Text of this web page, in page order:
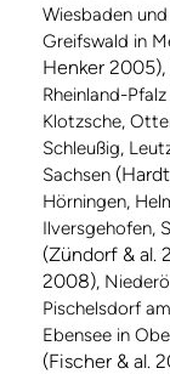
Wiesbaden
Greifswald in
Henker 2005),
Rheinland-Pfalz
Klotzsche,
Schleußig,
Sachsen
Hörningen,
Ilversgehofen,
(Zündorf & al.
2008),
Pischelsdorf
Ebensee in
(Fischer & al.